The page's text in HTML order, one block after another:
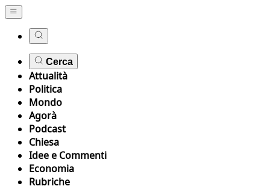
Cerca
Attualità
Politica
Mondo
Agorà
Podcast
Chiesa
Idee e Commenti
Economia
Rubriche